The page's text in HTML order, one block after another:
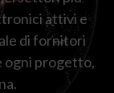
attivi e
di fornitori
ogni progetto,